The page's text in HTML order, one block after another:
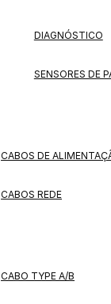
DIAGNÓSTICO
SENSORES DE
CABOS DE
CABOS REDE
CABO TYPE A/B